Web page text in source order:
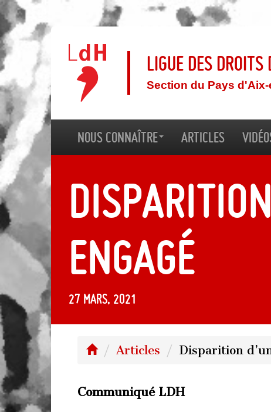
Ligue des droits
Section du Pays
Nous connaître Articles
Disparition
engagé
27 mars, 2021
Articles Disparition
Communiqué LDH